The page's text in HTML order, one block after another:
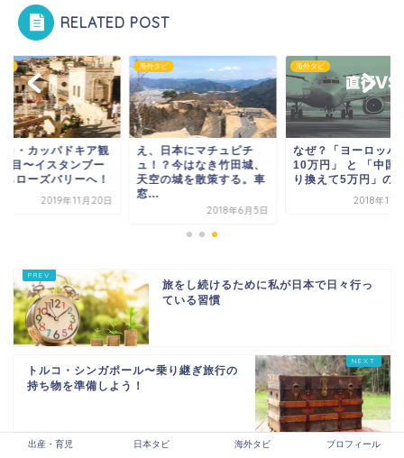
RELATED POST
日本にマチュピチ
？今はなき竹田城、
の城を散策する。車
海外タビ
なぜ？「ヨーロッパ直行
10万円」 と 「中国で乗
り換えて5万円」の...
海外タビ
トルコ・カッパドキ
光1日目〜イスタン
ルからローズバリー
2019年11
旅をし続けるために私が日本で日々行っ
ている習慣
トルコ・シンガポール〜乗り継ぎ旅行の
持ち物を準備しよう！
出産・育児 日本タビ 海外タビ プロフィール